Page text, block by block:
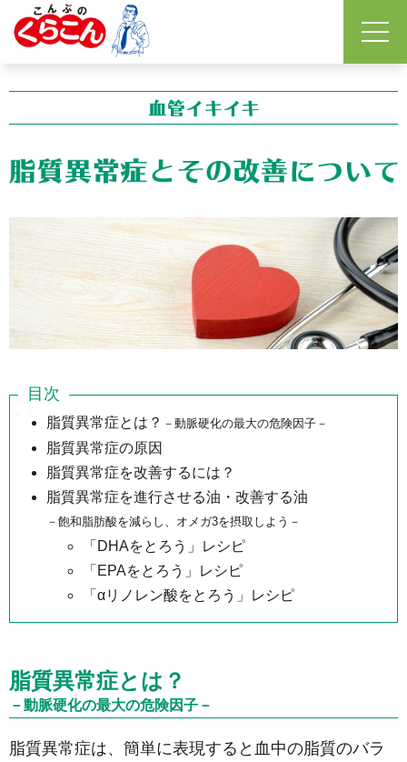
脂質異常症とは？ －動脈硬化の最大の危険因子－
脂質異常症の原因
脂質異常症を改善するには？
脂質異常症を進行させる油・改善する油
－飽和脂肪酸を減らし、オメガ3を摂取しよう－
「DHAをとろう」レシピ
「EPAをとろう」レシピ
「αリノレン酸をとろう」レシピ
脂質異常症とは？
－動脈硬化の最大の危険因子－
脂質異常症は、簡単に表現すると血中の脂質のバラ